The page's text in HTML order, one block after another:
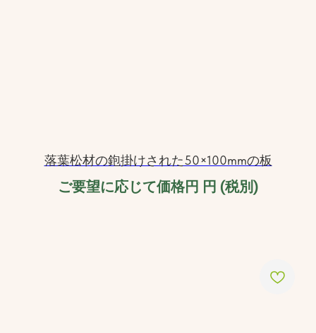
落葉松材の鉋掛けされた50×100mmの板
ご要望に応じて価格円 円 (税別)